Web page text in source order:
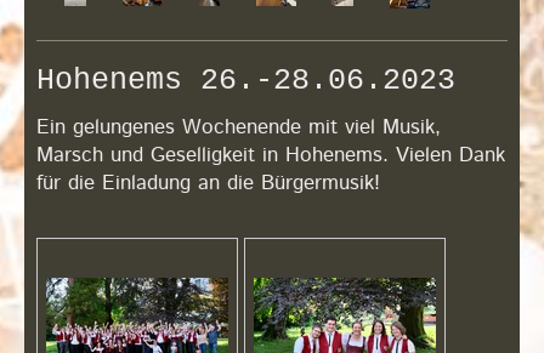
Hohenems 26.-28.06.2023
Ein gelungenes Wochenende mit viel Musik,
Marsch und Geselligkeit in Hohenems. Vielen Dank
für die Einladung an die Bürgermusik!